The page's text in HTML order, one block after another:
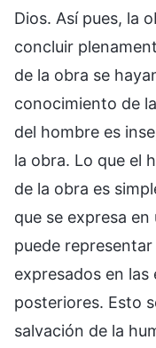
Dios. Así pues, la
concluir
de la obra se
conocimiento de
del hombre es
la obra. Lo que el
de la obra es
que se expresa
puede
expresados en
posteriores. Esto
salvación de la